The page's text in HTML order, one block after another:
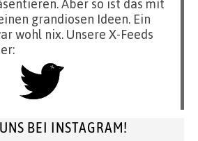
Aber so ist das mit
grandiosen Ideen. Ein
wohl nix. Unsere X-Feeds
BEI INSTAGRAM!